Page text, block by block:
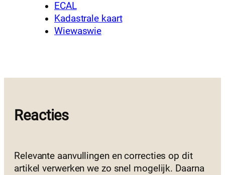
ECAL
Kadastrale kaart
Wiewaswie
Reacties
Relevante aanvullingen en correcties op dit
artikel verwerken we zo snel mogelijk. Daarna